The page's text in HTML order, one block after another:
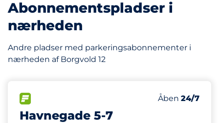
Abonnementspladser i
nærheden
Andre pladser med parkeringsabonnementer i
nærheden af Borgvold 12
Havnegade 5-7
Antal
Antal pladser
45
Torsdag&nbsp
Åben 24/7
178 m